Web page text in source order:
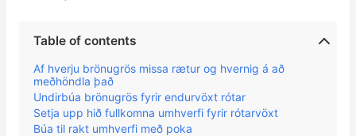
Table of contents
Af hverju brönugrös missa rætur og hvernig á að
meðhöndla það
Undirbúa brönugrös fyrir endurvöxt rótar
Setja upp hið fullkomna umhverfi fyrir rótarvöxt
Búa til rakt umhverfi með poka